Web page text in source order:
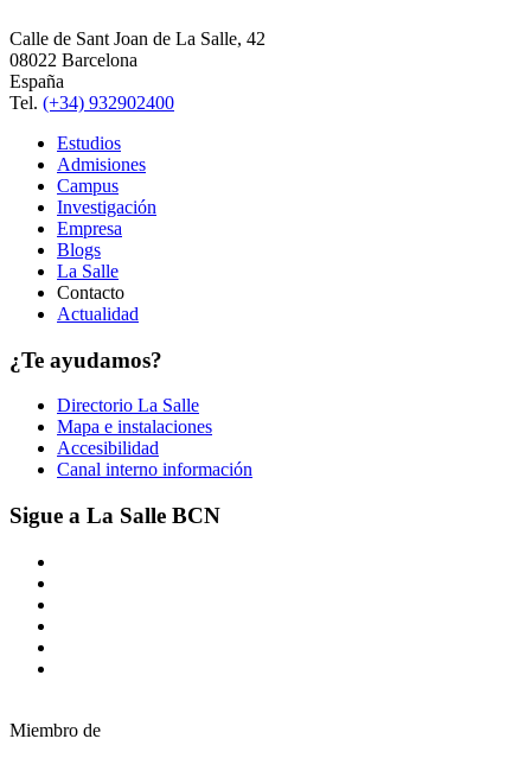
Calle de Sant Joan de La Salle, 42
08022 Barcelona
España
Tel. (+34) 932902400
Estudios
Admisiones
Campus
Investigación
Empresa
Blogs
La Salle
Contacto
Actualidad
¿Te ayudamos?
Directorio La Salle
Mapa e instalaciones
Accesibilidad
Canal interno información
Sigue a La Salle BCN
Miembro de